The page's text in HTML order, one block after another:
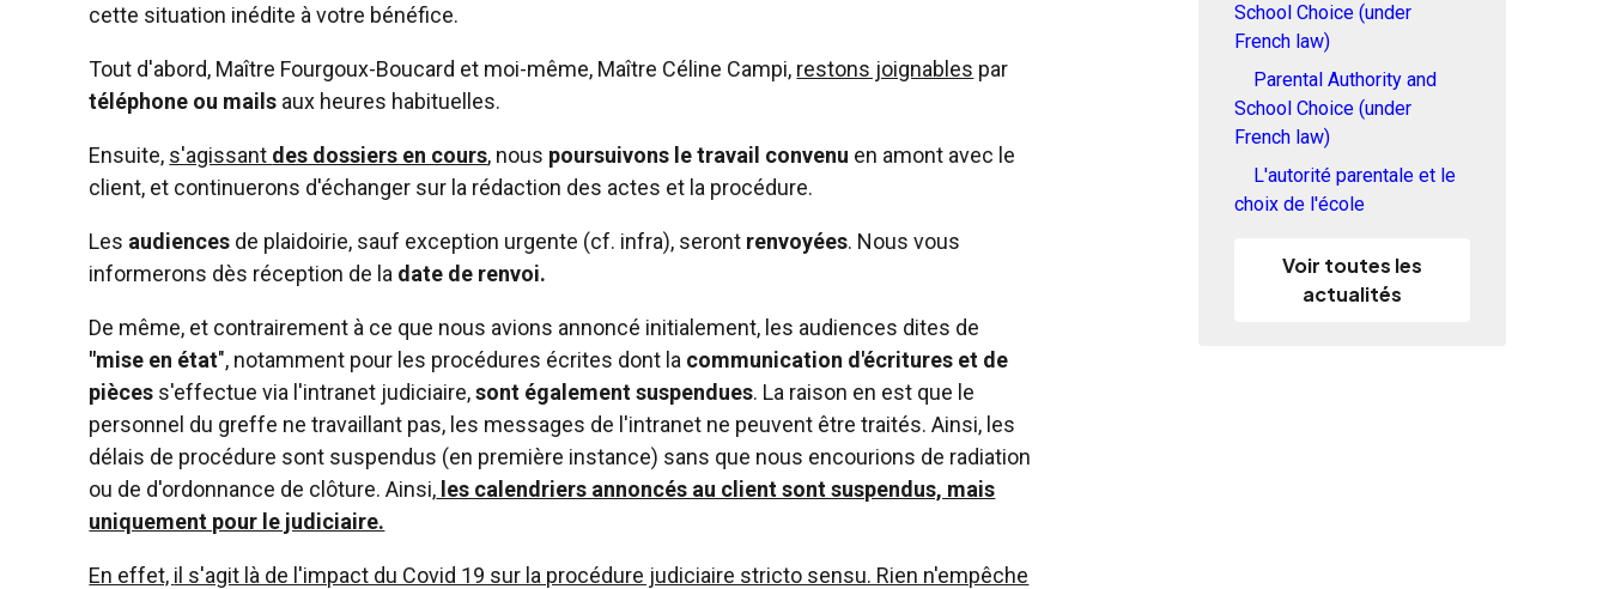
cette situation inédite à votre bénéfice.
Tout d'abord, Maître Fourgoux-Boucard et moi-même, Maître Céline Campi, restons joignables par
téléphone ou mails aux heures habituelles.
Ensuite, s'agissant des dossiers en cours, nous poursuivons le travail convenu en amont avec le
client, et continuerons d'échanger sur la rédaction des actes et la procédure.
Les audiences de plaidoirie, sauf exception urgente (cf. infra), seront renvoyées. Nous vous
informerons dès réception de la date de renvoi.
De même, et contrairement à ce que nous avions annoncé initialement, les audiences dites de
"mise en état", notamment pour les procédures écrites dont la communication d'écritures et de
pièces s'effectue via l'intranet judiciaire,sont également suspendues. La raison en est que le
personnel du greffe ne travaillant pas, les messages de l'intranet ne peuvent être traités. Ainsi, les
délais de procédure sont suspendus (en première instance) sans que nous encourions de radiation
ou de d'ordonnance de clôture. Ainsi, les calendriers annoncés au client sont suspendus, mais
uniquement pour le judiciaire.
En effet, il s'agit là de l'impact du Covid 19 sur la procédure judiciaire stricto sensu. Rien n'empêche
School Choice (under
French law)
Parental Authority and
School Choice (under
French law)
L'autorité parentale et le
choix de l'école
Voir toutes les
actualités